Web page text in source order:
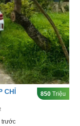
CHỈ
850 Triệu
trước